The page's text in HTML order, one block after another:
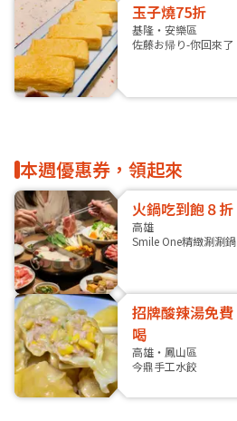
玉子燒75折
基隆・安樂區
佐藤お帰り-你回來了
本週優惠券，領起來
火鍋吃到飽８折
高雄
Smile One精緻涮涮鍋
招牌酸辣湯免費
喝
高雄・鳳山區
今鼎手工水餃